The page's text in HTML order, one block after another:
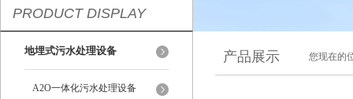
PRODUCT DISPLAY
地埋式污水处理设备
A2O一体化污水处理设备
产品展示 您现在的